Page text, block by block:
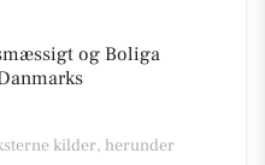
og Boliga
kilder, herunder